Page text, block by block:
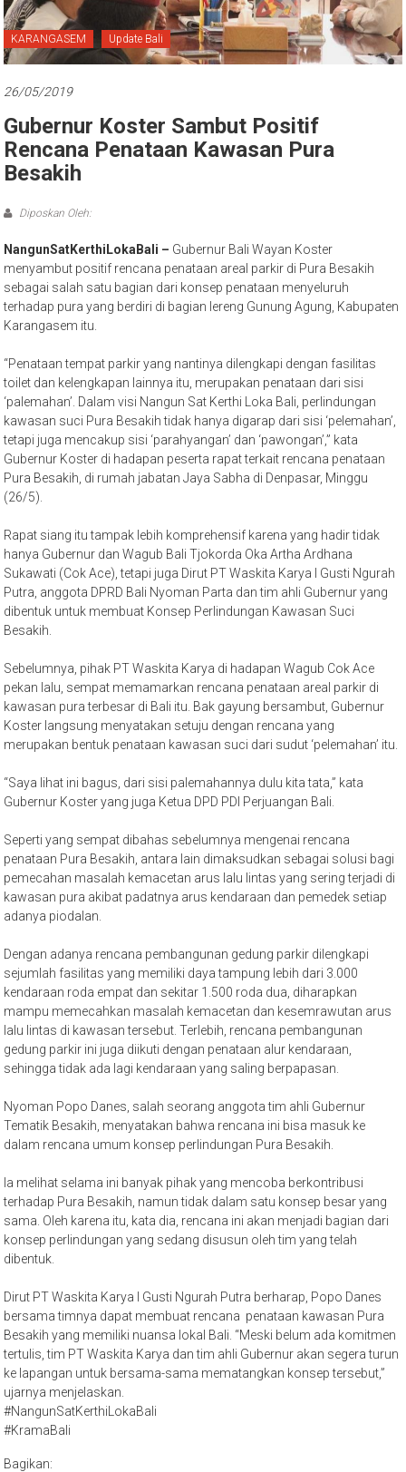
Bali
KARANGASEM Update Bali
26/05/2019
Gubernur Koster Sambut Positif
Rencana Penataan Kawasan Pura
Besakih
Diposkan Oleh:
NangunSatKerthiLokaBali – Gubernur Bali Wayan Koster
menyambut positif rencana penataan areal parkir di Pura Besakih
sebagai salah satu bagian dari konsep penataan menyeluruh
terhadap pura yang berdiri di bagian lereng Gunung Agung, Kabupaten
Karangasem itu.
“Penataan tempat parkir yang nantinya dilengkapi dengan fasilitas
toilet dan kelengkapan lainnya itu, merupakan penataan dari sisi
‘palemahan’. Dalam visi Nangun Sat Kerthi Loka Bali, perlindungan
kawasan suci Pura Besakih tidak hanya digarap dari sisi ‘pelemahan’,
tetapi juga mencakup sisi ‘parahyangan’ dan ‘pawongan’,” kata
Gubernur Koster di hadapan peserta rapat terkait rencana penataan
Pura Besakih, di rumah jabatan Jaya Sabha di Denpasar, Minggu
(26/5).
Rapat siang itu tampak lebih komprehensif karena yang hadir tidak
hanya Gubernur dan Wagub Bali Tjokorda Oka Artha Ardhana
Sukawati (Cok Ace), tetapi juga Dirut PT Waskita Karya I Gusti Ngurah
Putra, anggota DPRD Bali Nyoman Parta dan tim ahli Gubernur yang
dibentuk untuk membuat Konsep Perlindungan Kawasan Suci
Besakih.
Sebelumnya, pihak PT Waskita Karya di hadapan Wagub Cok Ace
pekan lalu, sempat memamarkan rencana penataan areal parkir di
kawasan pura terbesar di Bali itu. Bak gayung bersambut, Gubernur
Koster langsung menyatakan setuju dengan rencana yang
merupakan bentuk penataan kawasan suci dari sudut ‘pelemahan’ itu.
“Saya lihat ini bagus, dari sisi palemahannya dulu kita tata,” kata
Gubernur Koster yang juga Ketua DPD PDI Perjuangan Bali.
Seperti yang sempat dibahas sebelumnya mengenai rencana
penataan Pura Besakih, antara lain dimaksudkan sebagai solusi bagi
pemecahan masalah kemacetan arus lalu lintas yang sering terjadi di
kawasan pura akibat padatnya arus kendaraan dan pemedek setiap
adanya piodalan.
Dengan adanya rencana pembangunan gedung parkir dilengkapi
sejumlah fasilitas yang memiliki daya tampung lebih dari 3.000
kendaraan roda empat dan sekitar 1.500 roda dua, diharapkan
mampu memecahkan masalah kemacetan dan kesemrawutan arus
lalu lintas di kawasan tersebut. Terlebih, rencana pembangunan
gedung parkir ini juga diikuti dengan penataan alur kendaraan,
sehingga tidak ada lagi kendaraan yang saling berpapasan.
Nyoman Popo Danes, salah seorang anggota tim ahli Gubernur
Tematik Besakih, menyatakan bahwa rencana ini bisa masuk ke
dalam rencana umum konsep perlindungan Pura Besakih.
Ia melihat selama ini banyak pihak yang mencoba berkontribusi
terhadap Pura Besakih, namun tidak dalam satu konsep besar yang
sama. Oleh karena itu, kata dia, rencana ini akan menjadi bagian dari
konsep perlindungan yang sedang disusun oleh tim yang telah
dibentuk.
Dirut PT Waskita Karya I Gusti Ngurah Putra berharap, Popo Danes
bersama timnya dapat membuat rencana penataan kawasan Pura
Besakih yang memiliki nuansa lokal Bali. “Meski belum ada komitmen
tertulis, tim PT Waskita Karya dan tim ahli Gubernur akan segera turun
ke lapangan untuk bersama-sama mematangkan konsep tersebut,”
ujarnya menjelaskan.
#NangunSatKerthiLokaBali
#KramaBali
Bagikan: